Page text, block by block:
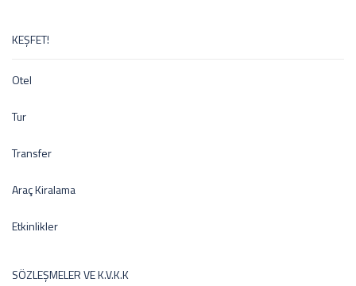
KEŞFET!
Otel
Tur
Transfer
Araç Kiralama
Etkinlikler
SÖZLEŞMELER VE K.V.K.K